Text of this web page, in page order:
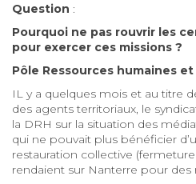
Question :
Pourquoi ne pas rouvrir les
pour exercer ces missions ?
Pôle Ressources humaines
IL y a quelques mois et au titre
des agents territoriaux, le
la DRH sur la situation des
qui ne pouvait plus bénéficier
restauration collective (fermeture
rendaient sur Nanterre pour des